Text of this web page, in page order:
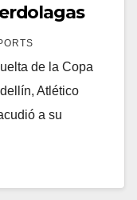
de la Copa
Atlético
a su